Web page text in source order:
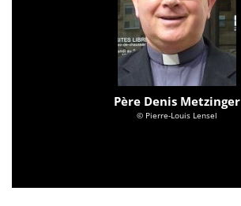
Père Denis Metzinger
© Pierre-Louis Lensel